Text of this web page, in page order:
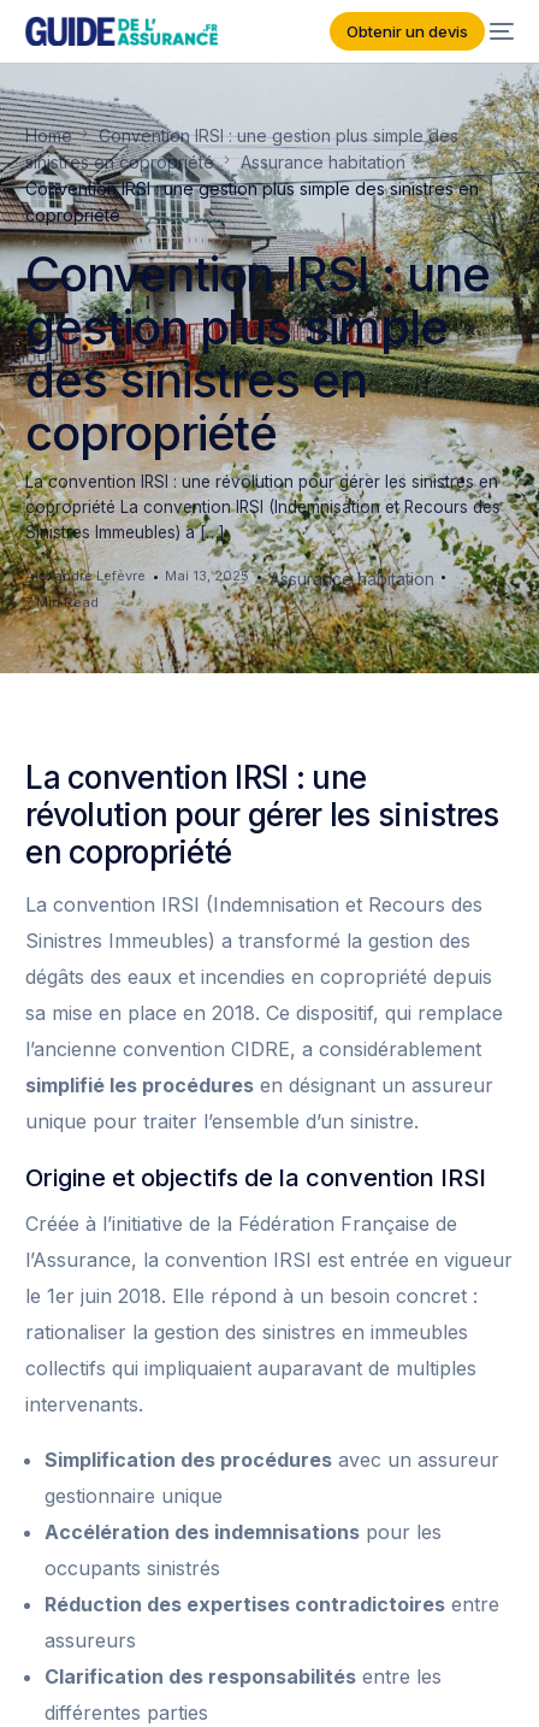
Obtenir un devis
Home
Convention IRSI : une gestion plus simple des
sinistres en copropriété
Assurance habitation
Convention IRSI : une gestion plus simple des sinistres en
copropriété
Convention IRSI : une
gestion plus simple
des sinistres en
copropriété
La convention IRSI : une révolution pour gérer les sinistres en
copropriété La convention IRSI (Indemnisation et Recours des
Sinistres Immeubles) a […]
Alexandre Lefèvre Mai 13, 2025 Assurance habitation
7 Min Read
La convention IRSI : une
révolution pour gérer les sinistres
en copropriété
La convention IRSI (Indemnisation et Recours des
Sinistres Immeubles) a transformé la gestion des
dégâts des eaux et incendies en copropriété depuis
sa mise en place en 2018. Ce dispositif, qui remplace
l’ancienne convention CIDRE, a considérablement
simplifié les procédures en désignant un assureur
unique pour traiter l’ensemble d’un sinistre.
Origine et objectifs de la convention IRSI
Créée à l’initiative de la Fédération Française de
l’Assurance, la convention IRSI est entrée en vigueur
le 1er juin 2018. Elle répond à un besoin concret :
rationaliser la gestion des sinistres en immeubles
collectifs qui impliquaient auparavant de multiples
intervenants.
Simplification des procédures avec un assureur
gestionnaire unique
Accélération des indemnisations pour les
occupants sinistrés
Réduction des expertises contradictoires entre
assureurs
Clarification des responsabilités entre les
différentes parties